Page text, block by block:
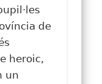
de
heroic,
un